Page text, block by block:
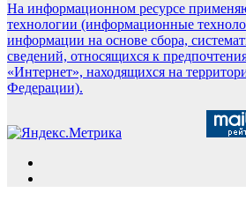
На информационном ресурсе
технологии (информационные
информации на основе сбора,
сведений, относящихся к
«Интернет», находящихся на
Федерации).